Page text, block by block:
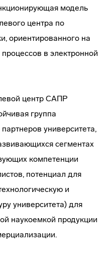
модель
центра по
ориентированного на
в электронной
центр САПР
группа
университета,
сегментах
компетенции
потенциал для
и
университета) для
наукоемкой продукции